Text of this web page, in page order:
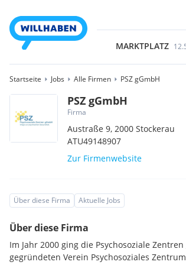
MARKTPLATZ
Startseite Jobs Alle Firmen PSZ gGmbH
PSZ gGmbH
Firma
Austraße 9,2000Stockerau
ATU49148907
Zur Firmenwebsite
Über diese Firma Aktuelle Jobs
Über diese Firma
Im Jahr 2000 ging die Psychosoziale
gegründeten Verein Psychosoziales